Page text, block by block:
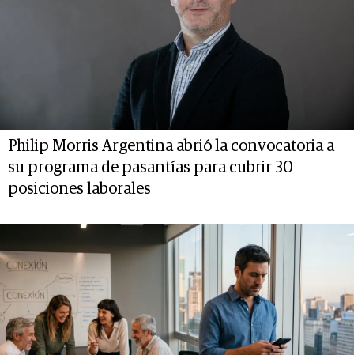
Philip Morris Argentina abrió la convocatoria a
su programa de pasantías para cubrir 30
posiciones laborales